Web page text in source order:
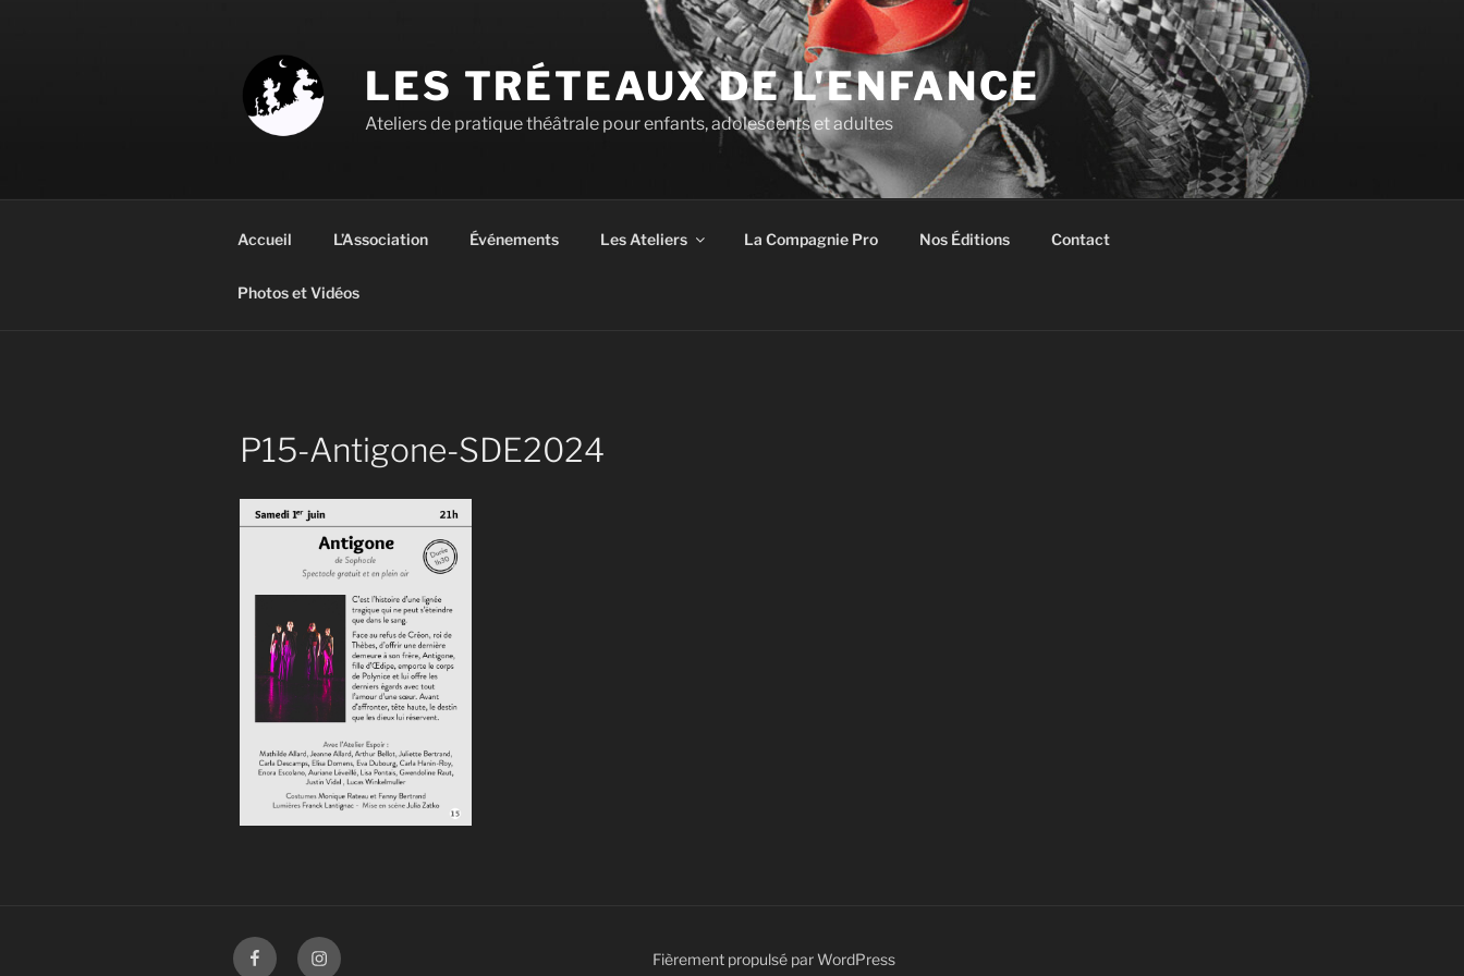
LES TRÉTEAUX DE L'ENFANCE
Ateliers de pratique théâtrale pour enfants, adolescents et adultes
Accueil L’Association Événements Les Ateliers La Compagnie Pro Nos Éditions Contact
Photos et Vidéos
P15-Antigone-SDE2024
FacebookInstagram Fièrement propulsé par WordPress